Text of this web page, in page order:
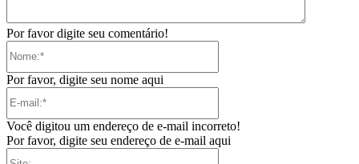
Por favor digite seu comentário!
Por favor, digite seu nome aqui
Você digitou um endereço de e-mail incorreto!
Por favor, digite seu endereço de e-mail aqui